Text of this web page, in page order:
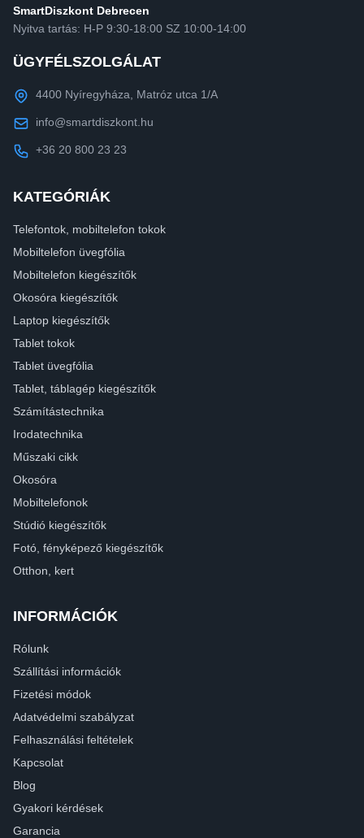
SmartDiszkont Debrecen
Nyitva tartás: H-P 9:30-18:00 SZ 10:00-14:00
ÜGYFÉLSZOLGÁLAT
4400 Nyíregyháza, Matróz utca 1/A
info@smartdiszkont.hu
+36 20 800 23 23
KATEGÓRIÁK
Telefontok, mobiltelefon tokok
Mobiltelefon üvegfólia
Mobiltelefon kiegészítők
Okosóra kiegészítők
Laptop kiegészítők
Tablet tokok
Tablet üvegfólia
Tablet, táblagép kiegészítők
Számítástechnika
Irodatechnika
Műszaki cikk
Okosóra
Mobiltelefonok
Stúdió kiegészítők
Fotó, fényképező kiegészítők
Otthon, kert
INFORMÁCIÓK
Rólunk
Szállítási információk
Fizetési módok
Adatvédelmi szabályzat
Felhasználási feltételek
Kapcsolat
Blog
Gyakori kérdések
Garancia